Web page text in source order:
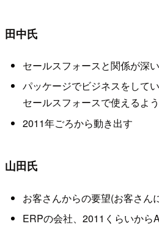
田中氏
セールスフォースと関係が深い
パッケージでビジネスをして
セールスフォースで使えるよ
2011年ごろから動き出す
山田氏
お客さんからの要望(お客さん
ERPの会社、2011くらいから